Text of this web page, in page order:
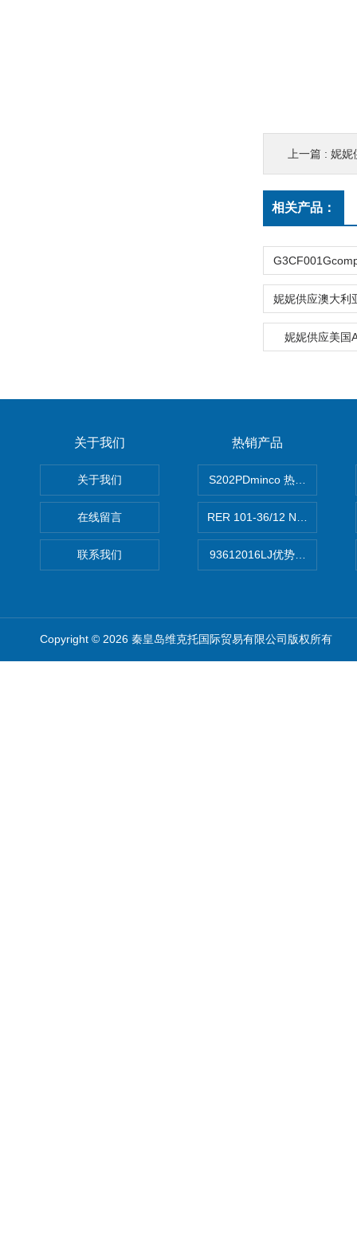
上一篇 : 妮妮
相关产品：
妮妮供应美国
关于我们
关于我们
在线留言
联系我们
热销产品
S202PDminco 热电阻
RER 101-36/12 NHH离心
93612016LJ优势供应美国
Copyright © 2026 秦皇岛维克托国际贸易有限公司版权所有